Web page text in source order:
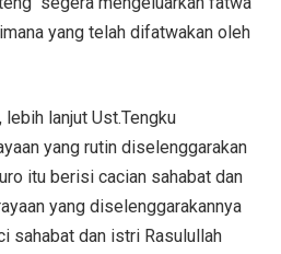
yang telah difatwakan oleh
lanjut Ust.Tengku
yang rutin diselenggarakan
itu berisi cacian sahabat dan
yang diselenggarakannya
sahabat dan istri Rasulullah